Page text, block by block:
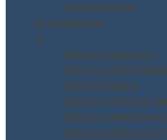
Questionario
Questionario
▼
Settore generico
Settore edili /
Settore legno
Settore officine
Settore
Settore